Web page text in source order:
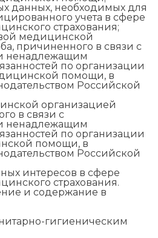
данных, необходимых для
учета в сфере
страхования;
медицинской
причиненного в связи с
ненадлежащим
по организации
помощи, в
Российской
организацией
в связи с
ненадлежащим
по организации
помощи, в
Российской
интересов в сфере
страхования.
и содержание в
гигиеническим